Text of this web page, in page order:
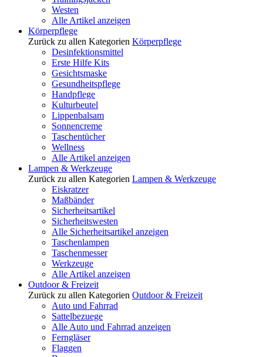
Westen
Alle Artikel anzeigen
Körperpflege
Zurück zu allen Kategorien Körperpflege
Desinfektionsmittel
Erste Hilfe Kits
Gesichtsmaske
Gesundheitspflege
Handpflege
Kulturbeutel
Lippenbalsam
Sonnencreme
Taschentücher
Wellness
Alle Artikel anzeigen
Lampen & Werkzeuge
Zurück zu allen Kategorien Lampen & Werkzeuge
Eiskratzer
Maßbänder
Sicherheitsartikel
Sicherheitswesten
Alle Sicherheitsartikel anzeigen
Taschenlampen
Taschenmesser
Werkzeuge
Alle Artikel anzeigen
Outdoor & Freizeit
Zurück zu allen Kategorien Outdoor & Freizeit
Auto und Fahrrad
Sattelbezuege
Alle Auto und Fahrrad anzeigen
Ferngläser
Flaggen